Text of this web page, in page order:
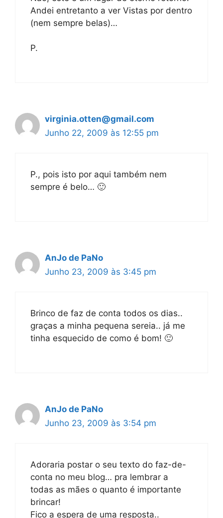
Andei entretanto a ver Vistas por dentro
(nem sempre belas)…
P.
virginia.otten@gmail.com
Junho 22, 2009 às 12:55 pm
P., pois isto por aqui também nem
sempre é belo… 🙂
AnJo de PaNo
Junho 23, 2009 às 3:45 pm
Brinco de faz de conta todos os dias..
graças a minha pequena sereia.. já me
tinha esquecido de como é bom! 🙂
AnJo de PaNo
Junho 23, 2009 às 3:54 pm
Adoraria postar o seu texto do faz-de-
conta no meu blog… pra lembrar a
todas as mães o quanto é importante
brincar!
Fico a espera de uma resposta..